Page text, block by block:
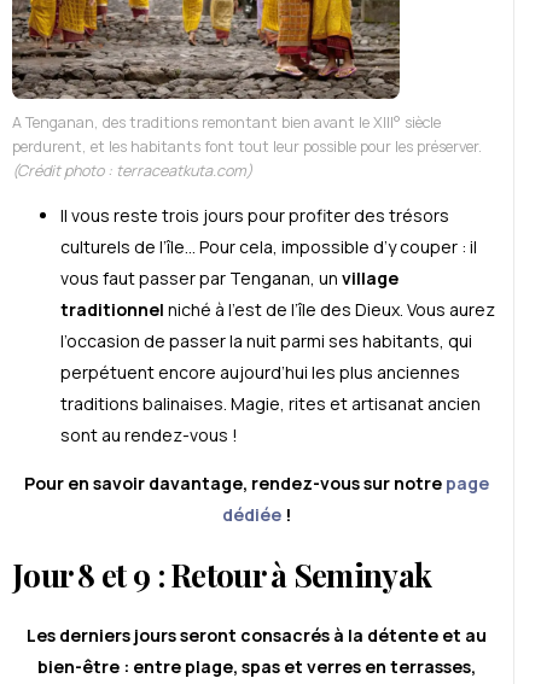
A Tenganan, des traditions remontant bien avant le XIII° siècle
perdurent, et les habitants font tout leur possible pour les préserver.
(Crédit photo : terraceatkuta.com)
Il vous reste trois jours pour profiter des trésors
culturels de l’île… Pour cela, impossible d’y couper : il
vous faut passer par Tenganan, un village
traditionnel niché à l’est de l’île des Dieux. Vous aurez
l’occasion de passer la nuit parmi ses habitants, qui
perpétuent encore aujourd’hui les plus anciennes
traditions balinaises. Magie, rites et artisanat ancien
sont au rendez-vous !
Pour en savoir davantage, rendez-vous sur notrepage
dédiée !
Jour 8 et 9 : Retour à Seminyak
Les derniers jours seront consacrés à la détente et au
bien-être : entre plage, spas et verres en terrasses,